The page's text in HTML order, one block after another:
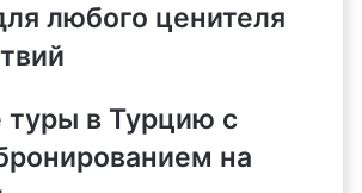
любого ценителя
туры в Турцию с
на